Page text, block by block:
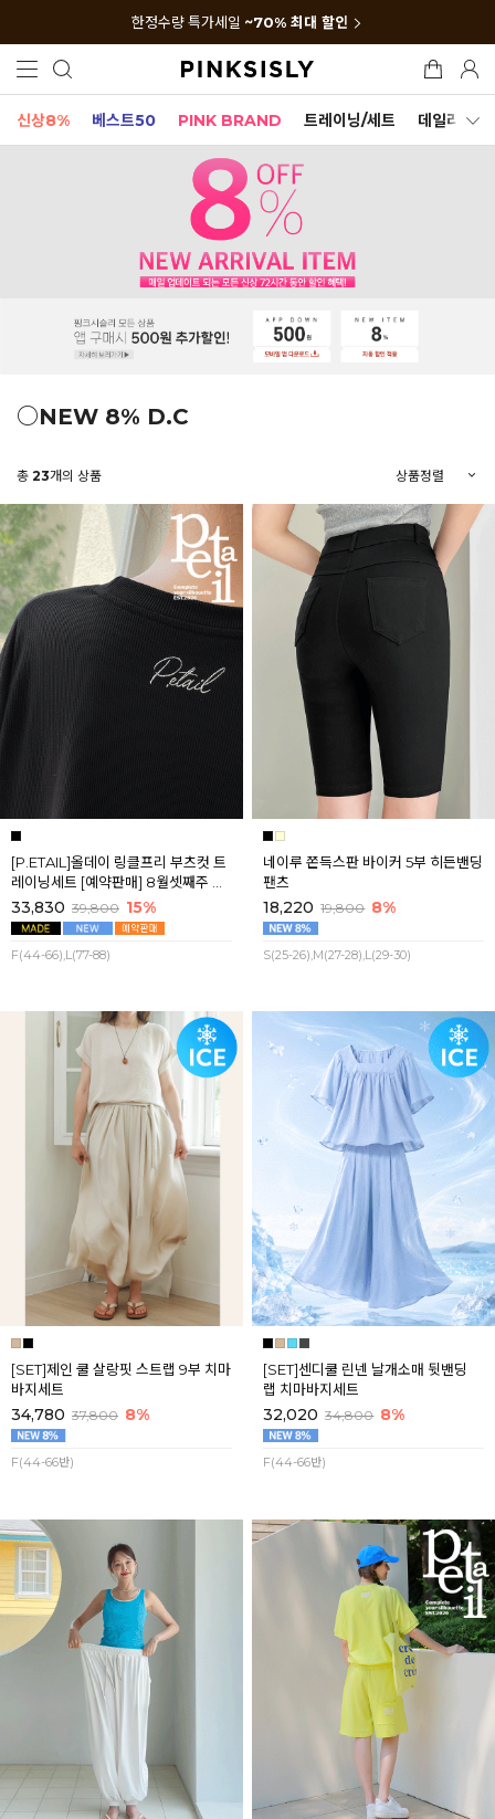
한정수량 특가세일 ~70% 최대 할인
신상8% 베스트50 PINK BRAND 트레이닝/세트 데일리세트
○NEW 8% D.C
총 23개의 상품
[P.ETAIL]올데이 링클프리 부츠컷 트
레이닝세트 [예약판매] 8월셋째주 순
차배송
33,830 39,800 15%
F(44-66),L(77-88)
네이루 쫀득스판 바이커 5부 히든밴딩
팬츠
18,220 19,800 8%
S(25-26),M(27-28),L(29-30)
[SET]제인 쿨 살랑핏 스트랩 9부 치마
바지세트
34,780 37,800 8%
F(44-66반)
[SET]센디쿨 린넨 날개소매 뒷밴딩
랩 치마바지세트
32,020 34,800 8%
F(44-66반)